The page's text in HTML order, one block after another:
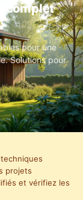
complet
pour une
Solutions pour
projets
et vérifiez les